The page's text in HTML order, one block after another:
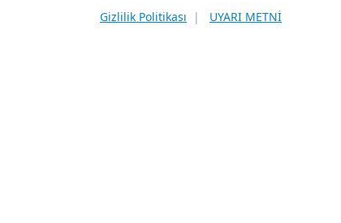
Gizlilik Politikası | UYARI METNİ